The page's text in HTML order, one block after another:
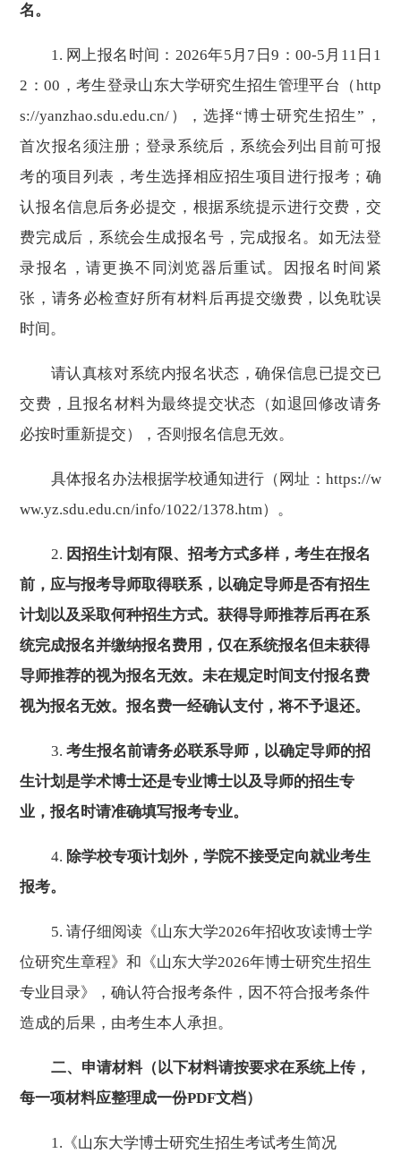
名。
1 . 网上报名时间： 2026年5 月 7 日9 ：00-5 月 11 日 1
2 ：00 ， 考生登录山东大学研究生招生管理平台（http
s://yanzhao.sdu.edu.cn/ ），选择“博士研究生招生”，
首次报名须注册；登录系统后，系统会列出目前可报
考的项目列表 ，考生选择相应招生项目进行报考； 确
认报名信息后务必提交， 根据系统提示进行交费，交
费完成后，系统会生成报名号，完成报名。 如无法登
录报名，请更换不同浏览器后重试。因报名时间紧
张，请务必检查好所有材料后再提交缴费，以免耽误
时间。
请认真核对系统内报名状态，确保信息已提交已
交费，且报名材料为最终提交状态（如退回修改请务
必按时重新提交），否则报名信息无效。
具体报名办法根据学校通知进行（网址： https://w
ww.yz.sdu.edu.cn/info/1022/1378.htm）。
2. 因招生计划有限、招考方式多样，考生在报名
前，应与报考导师取得联系，以确定导师是否有招生
计划以及采取何种招生方式。获得导师推荐后再在系
统完成报名并缴纳报名费用，仅在系统报名但未获得
导师推荐的视为报名无效。未在规定时间支付报名费
视为报名无效。报名费一经确认支付，将不予退还。
3. 考生报名前请务必联系导师， 以确定导师的招
生计划是学术博士还是专业博士以及导师的招生专
业，报名时请准确填写报考专业。
4. 除学校专项计划外，学院不接受定向就业考生
报考。
5. 请仔细阅读《山东大学2026年招收攻读博士学
位研究生章程》和《山东大学2026年博士研究生招生
专业目录》，确认符合报考条件，因不符合报考条件
造成的后果，由考生本人承担。
二、申请材料（以下材料请按要求在系统上传，
每一项材料应整理成一份PDF文档）
1. 《山东大学博士研究生招生考试考生简况